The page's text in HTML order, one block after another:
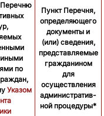
по
Указом
Пункт Перечня,
определяющего
документы и
(или) сведения,
представляемые
гражданином
для
осуществления
административ-
ной процедуры*